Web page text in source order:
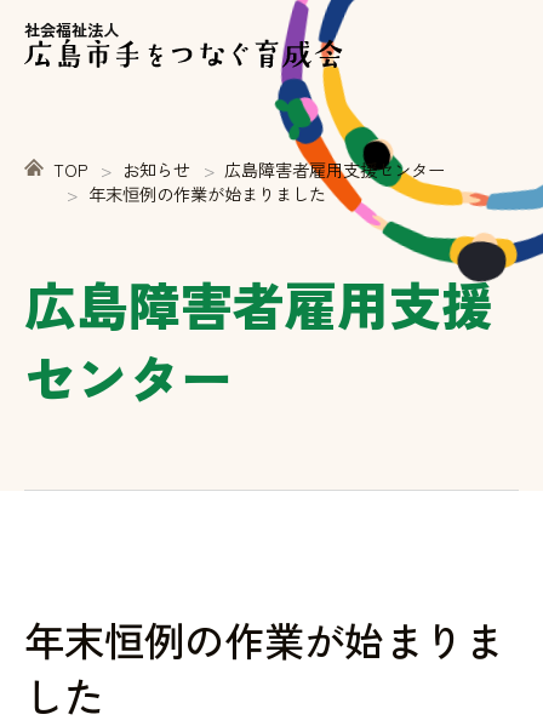
社会福祉法人
TOP お知らせ
広島障害者雇用支援センター
年末恒例の作業が始まりました
広島障害者雇用支援
センター
年末恒例の作業が始まりま
した